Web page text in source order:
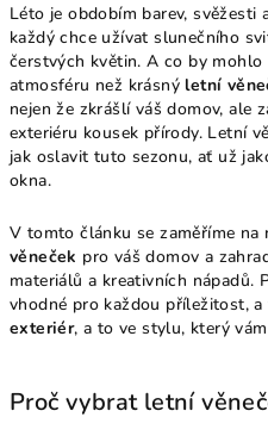
Léto je obdobím barev, svěžesti
každý chce užívat slunečního
čerstvých květin. A co by
atmosféru než krásný letní
nejen že zkrášlí váš domov, ale
exteriéru kousek přírody. Letní
jak oslavit tuto sezonu, ať už
okna.
V tomto článku se zaměříme na
věneček pro váš domov a
materiálů a kreativních nápadů.
vhodné pro každou příležitost,
exteriér, a to ve stylu, který
Proč vybrat letní